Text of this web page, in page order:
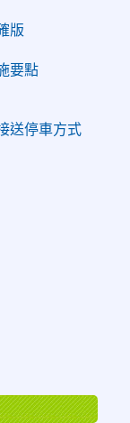
版
要點
送停車方式